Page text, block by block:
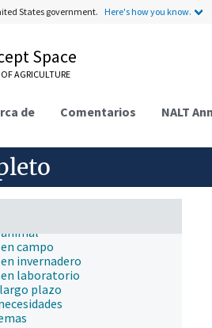
States government. Here's how you know.
Space
AGRICULTURE
de Comentarios NALT
recaptura
de los alimentos
campo
invernadero
laboratorio
plazo